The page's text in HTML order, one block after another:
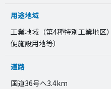
用途地域
工業地域（第4種特別工業地区
便施設用地等）
道路
国道36号へ3.4km